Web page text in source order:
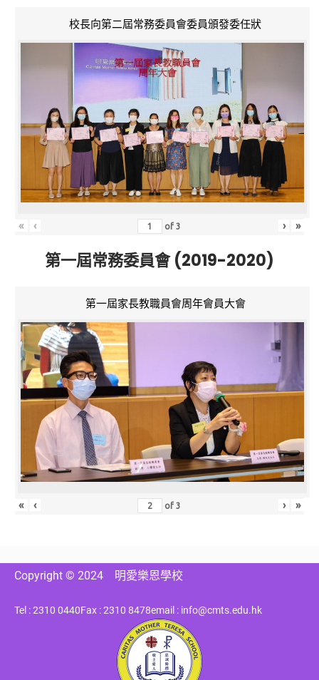
校長向第二屆常務委員會委員頒發委任狀
« ‹ of3 › »
第一屆常務委員會 (2019-2020)
第一屆家長教職員會周年會員大會
« ‹ of3 › »
Copyright © 2024 明愛樂恩學校
Tel : 2310 0440Fax : 2310 8478email : info@cmts.edu.hk